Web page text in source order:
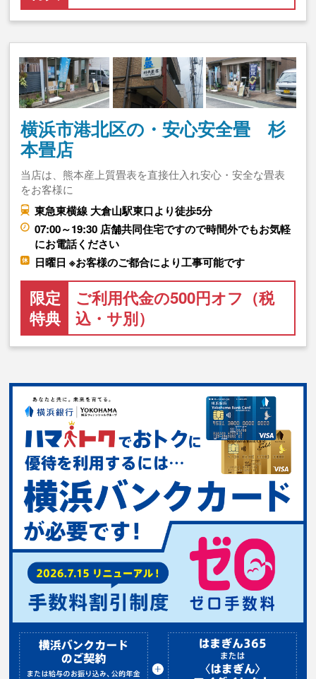
横浜市港北区の・安心安全畳 杉
本畳店
当店は、熊本産上質畳表を直接仕入れ安心・安全な畳表
をお客様に
東急東横線 大倉山駅東口より徒歩5分
07:00～19:30 店舗共同住宅ですので時間外でもお気軽
にお電話ください
日曜日 ※お客様のご都合により工事可能です
限定
特典
ご利用代金の500円オフ（税
込・サ別）